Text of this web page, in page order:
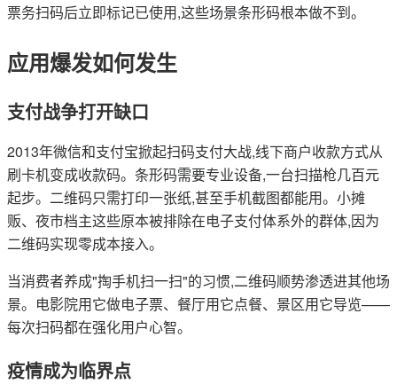
票务扫码后立即标记已使用,这些场景条形码根本做不到。
应用爆发如何发生
支付战争打开缺口
2013年微信和支付宝掀起扫码支付大战,线下商户收款方式从
刷卡机变成收款码。条形码需要专业设备,一台扫描枪几百元
起步。二维码只需打印一张纸,甚至手机截图都能用。小摊
贩、夜市档主这些原本被排除在电子支付体系外的群体,因为
二维码实现零成本接入。
当消费者养成"掏手机扫一扫"的习惯,二维码顺势渗透进其他场
景。电影院用它做电子票、餐厅用它点餐、景区用它导览——
每次扫码都在强化用户心智。
疫情成为临界点